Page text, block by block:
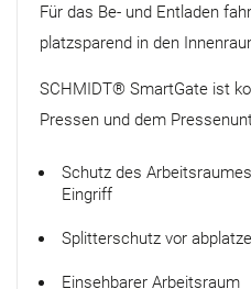
Für das Be- und Entladen
platzsparend in den
SCHMIDT® SmartGate ist
Pressen und dem
Schutz des
Eingriff
Splitterschutz vor
Einsehbarer Arbeitsraum